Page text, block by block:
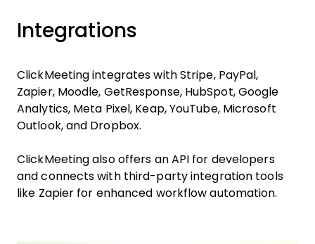
Integrations
ClickMeeting integrates with Stripe, PayPal,
Zapier, Moodle, GetResponse, HubSpot, Google
Analytics, Meta Pixel, Keap, YouTube, Microsoft
Outlook, and Dropbox.
ClickMeeting also offers an API for developers
and connects with third-party integration tools
like Zapier for enhanced workflow automation.